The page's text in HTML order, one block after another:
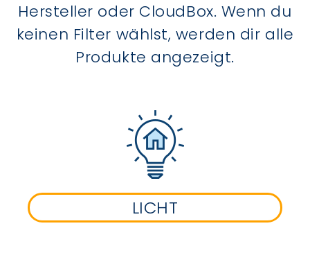
Hersteller oder CloudBox. Wenn du
keinen Filter wählst, werden dir alle
Produkte angezeigt.
LICHT